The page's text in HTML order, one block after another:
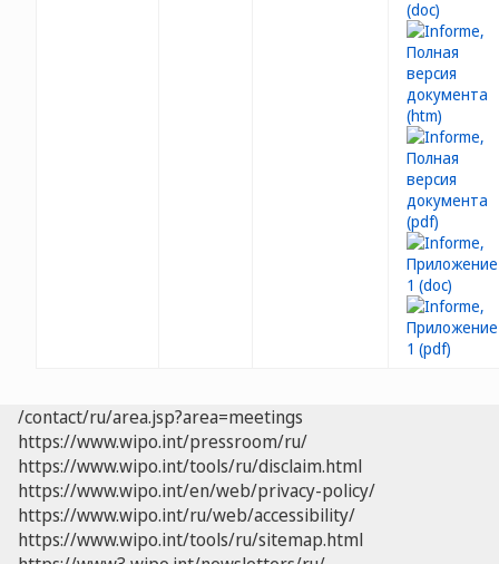
/contact/ru/area.jsp?area=meetings
https://www.wipo.int/pressroom/ru/
https://www.wipo.int/tools/ru/disclaim.html
https://www.wipo.int/en/web/privacy-policy/
https://www.wipo.int/ru/web/accessibility/
https://www.wipo.int/tools/ru/sitemap.html